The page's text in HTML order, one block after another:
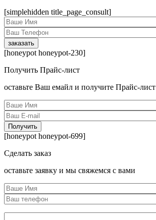
[simplehidden title_page_consult]
[honeypot honeypot-230]
Получить Прайс-лист
оcтавьте Ваш емайл и получите Прайс-лист
[honeypot honeypot-699]
Сделать заказ
оcтавьте заявку и мы свяжемся с вами